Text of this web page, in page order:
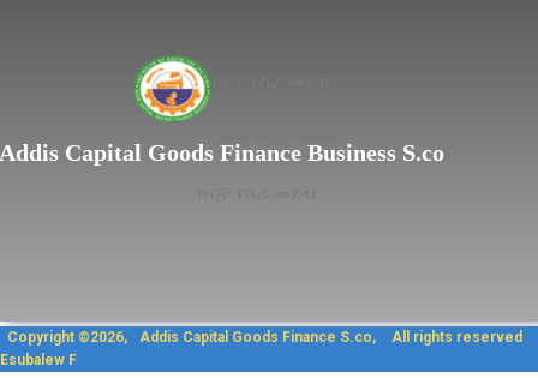
ክፍት የስራ መደብ
Addis Capital Goods Finance Business S.co
Copyright ©2026, Addis
Esubalew F